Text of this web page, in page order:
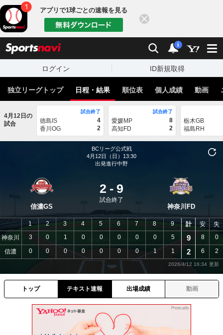
アプリで1球ごとの速報を見る
検索 通知
i
ログイン ID新規取得
独立リーグトップ 日程・結果 順位表 個人成績 動画
4月12日の
試合
試合終了
徳島IS
4
香川OG
2
試合終了
愛媛MP
8
高知FD
2
栃木GB
福島RH
BCリーグ公式戦
4月12日（日）13:30
出発進行中野
信濃GS
2 - 9
試合終了
神奈川FD
神奈川
信濃
1 2 3 4 5 6 7 8
9
3
0 1 0 0 0 0 0
5
0
0 0 0 0 0 0 1 1
計 安 失
9 8 0
2 6 2
2026/4/12 16:34
トップ テキスト速報 出場成績 動画